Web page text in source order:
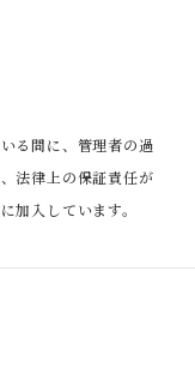
る間に、管理者の過
法律上の保証責任が
加入しています。